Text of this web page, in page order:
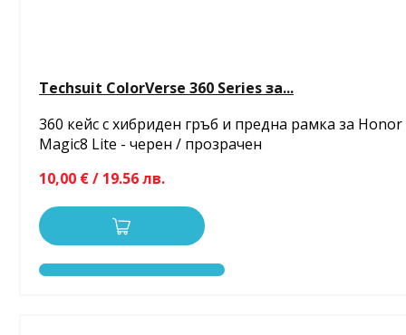
Techsuit ColorVerse 360 Series за...
360 кейс с хибриден гръб и предна рамка за Honor
Magic8 Lite - черен / прозрачен
10,00 € / 19.56 лв.